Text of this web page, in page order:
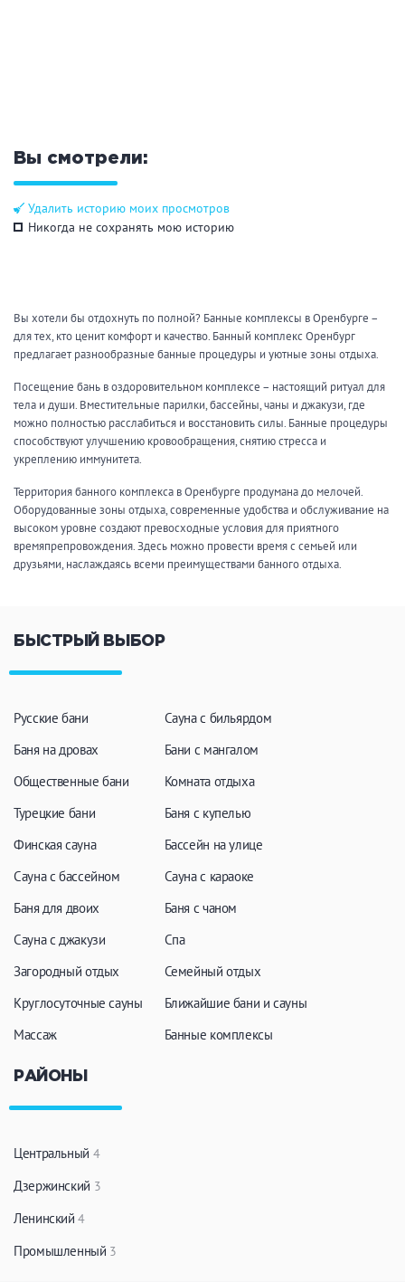
Джакузи
Бассейн
Развлечения
Бильярд
Караоке
Кальян
Настольные игры
Кухня
Мангал/ барбекю
Со своей едой
Заказ по меню
Ресторан/ бар
Удобства
На берегу водоема
Детская комната
Сеновал
Вы смотрели:
Удалить историю моих просмотров
Никогда не сохранять мою историю
Вы хотели бы отдохнуть по полной? Банные комплексы в Оренбурге –
для тех, кто ценит комфорт и качество. Банный комплекс Оренбург
предлагает разнообразные банные процедуры и уютные зоны отдыха.
Посещение бань в оздоровительном комплексе – настоящий ритуал для
тела и души. Вместительные парилки, бассейны, чаны и джакузи, где
можно полностью расслабиться и восстановить силы. Банные процедуры
способствуют улучшению кровообращения, снятию стресса и
укреплению иммунитета.
Территория банного комплекса в Оренбурге продумана до мелочей.
Оборудованные зоны отдыха, современные удобства и обслуживание на
высоком уровне создают превосходные условия для приятного
времяпрепровождения. Здесь можно провести время с семьей или
друзьями, наслаждаясь всеми преимуществами банного отдыха.
БЫСТРЫЙ ВЫБОР
Русские бани
Баня на дровах
Общественные бани
Турецкие бани
Финская сауна
Сауна с бассейном
Баня для двоих
Сауна с джакузи
Загородный отдых
Круглосуточные сауны
Массаж
Сауна с бильярдом
Бани с мангалом
Комната отдыха
Баня с купелью
Бассейн на улице
Сауна с караоке
Баня с чаном
Спа
Семейный отдых
Ближайшие бани и сауны
Банные комплексы
РАЙОНЫ
Центральный 4
Дзержинский 3
Ленинский4
Промышленный 3